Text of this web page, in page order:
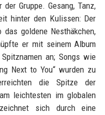
Gruppe. Gesang, Tanz,
hinter den Kulissen: Der
das goldene Nesthäkchen,
er mit seinem Album
an; Songs wie
Next to You“ wurden zu
die Spitze der
leichtesten im globalen
sich durch eine